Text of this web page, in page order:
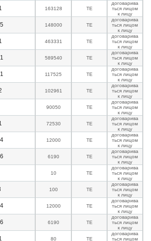
163128 TE
договарива
ться лицом
к лицу
148000 TE
договарива
ться лицом
к лицу
463331 TE
договарива
ться лицом
к лицу
589540 TE
договарива
ться лицом
к лицу
117525 TE
договарива
ться лицом
к лицу
102961 TE
договарива
ться лицом
к лицу
90050 TE
договарива
ться лицом
к лицу
72530 TE
договарива
ться лицом
к лицу
12000 TE
договарива
ться лицом
к лицу
6190 TE
договарива
ться лицом
к лицу
10 TE
договарива
ться лицом
к лицу
100 TE
договарива
ться лицом
к лицу
12000 TE
договарива
ться лицом
к лицу
6190 TE
договарива
ться лицом
к лицу
80 TE
договарива
ться лицом